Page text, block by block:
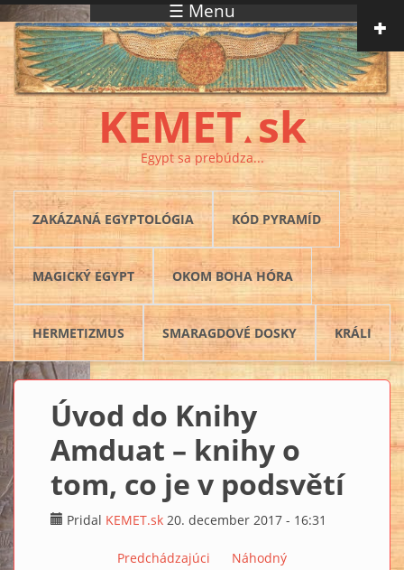
Skočiť na hlavný obsah ☰ Menu
KEMET▲ sk
Egypt sa prebúdza...
ZAKÁZANÁ EGYPTOLÓGIA KÓD PYRAMÍD
MAGICKÝ EGYPT OKOM BOHA HÓRA
HERMETIZMUS SMARAGDOVÉ DOSKY KRÁLI
Úvod do Knihy
Amduat – knihy o
tom, co je v podsvětí
Pridal KEMET.sk 20. december 2017 - 16:31
Predchádzajúci
Náhodný